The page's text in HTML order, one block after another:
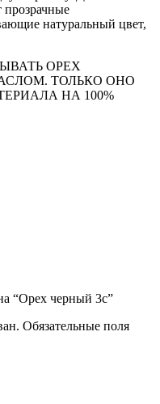
прозрачные
натуральный цвет,
ОРЕХ
ТОЛЬКО ОНО
НА 100%
“Орех черный 3с”
Обязательные поля